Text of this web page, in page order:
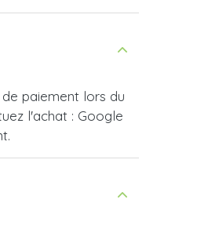
paiement lors du
l'achat : Google